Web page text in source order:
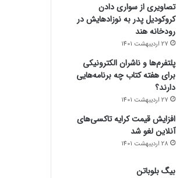
تصاویری از سواری دادن
کروکودیل پدر به نوزادهایش در
رودخانه هند
27 اردیبهشت 1401
پلتفرم‌ها و ناشران الکترونیکی
برای هفته کتاب چه برنامه‌هایی
دارند؟
27 اردیبهشت 1401
افزایش قیمت کرایه تاکسی‌های
آنلاین لغو شد
28 اردیبهشت 1401
بیگ بلوباتن